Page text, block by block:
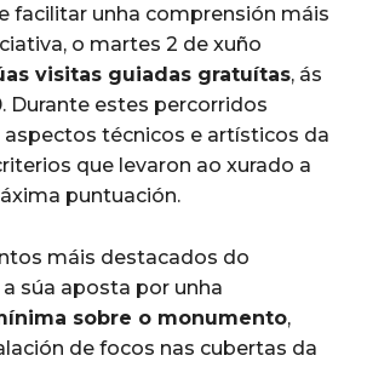
facilitar unha comprensión máis
o martes 2 de xuño
visitas guiadas gratuítas, ás
. Durante estes percorridos
aspectos técnicos e artísticos da
que levaron ao xurado a
puntuación.
máis destacados do
súa aposta por unha
sobre o monumento,
de focos nas cubertas da